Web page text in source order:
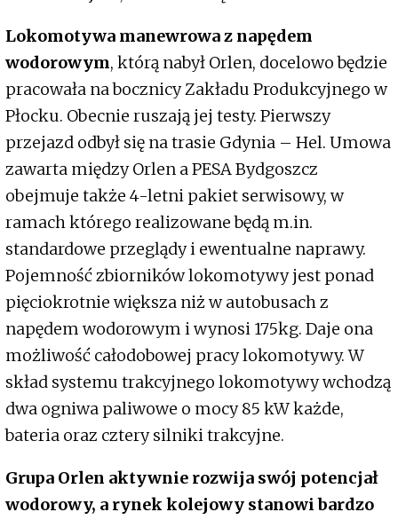
Lokomotywa manewrowa z napędem
wodorowym, którą nabył Orlen, docelowo będzie
pracowała na bocznicy Zakładu Produkcyjnego w
Płocku. Obecnie ruszają jej testy. Pierwszy
przejazd odbył się na trasie Gdynia – Hel. Umowa
zawarta między Orlen a PESA Bydgoszcz
obejmuje także 4-letni pakiet serwisowy, w
ramach którego realizowane będą m.in.
standardowe przeglądy i ewentualne naprawy.
Pojemność zbiorników lokomotywy jest ponad
pięciokrotnie większa niż w autobusach z
napędem wodorowym i wynosi 175kg. Daje ona
możliwość całodobowej pracy lokomotywy. W
skład systemu trakcyjnego lokomotywy wchodzą
dwa ogniwa paliwowe o mocy 85 kW każde,
bateria oraz cztery silniki trakcyjne.
Grupa Orlen aktywnie rozwija swój potencjał
wodorowy, a rynek kolejowy stanowi bardzo